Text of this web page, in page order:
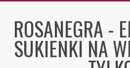
contentROSANEGRA -
SUKIENKI NA